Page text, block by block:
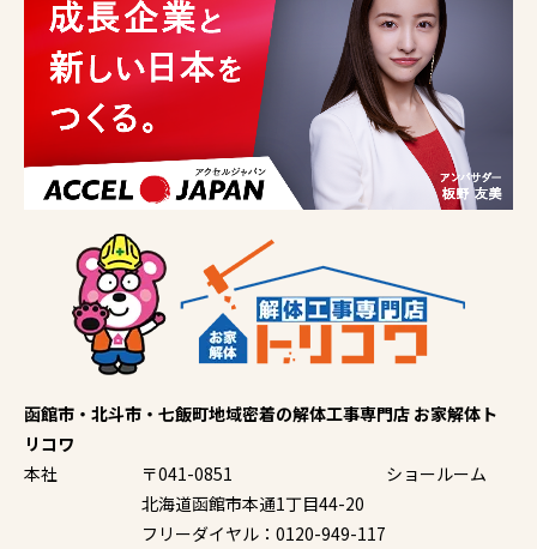
函館市・北斗市・七飯町地域密着の解体工事専門店 お家解体ト
リコワ
本社
〒041-0851
北海道函館市本通1丁目44-20
フリーダイヤル：0120-949-117
ショールーム